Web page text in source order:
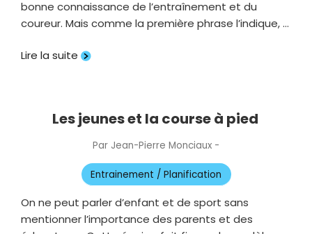
bonne connaissance de l’entraînement et du
coureur. Mais comme la première phrase l’indique, …
Lire la suite
Les jeunes et la course à pied
Par Jean-Pierre Monciaux -
le
Entrainement / Planification
On ne peut parler d’enfant et de sport sans
mentionner l’importance des parents et des